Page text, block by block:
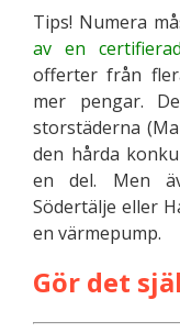
Tips! Numera
av en
offerter från
mer pengar.
storstäderna
den hårda
en del. Men
Södertälje eller
en värmepump.
Gör det